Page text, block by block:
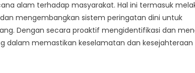
alam terhadap masyarakat. Hal ini termasuk
mengembangkan sistem peringatan dini untuk
Dengan secara proaktif mengidentifikasi dan
dalam memastikan keselamatan dan